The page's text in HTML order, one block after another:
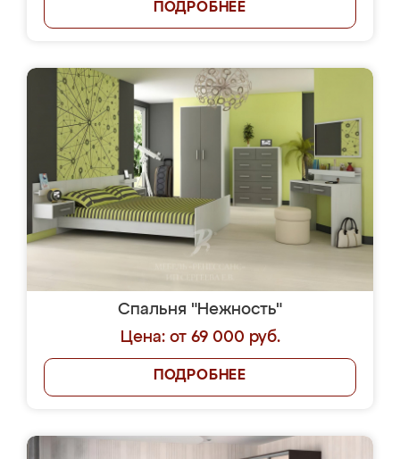
ПОДРОБНЕЕ
Спальня "Нежность"
Цена: от 69 000 руб.
ПОДРОБНЕЕ